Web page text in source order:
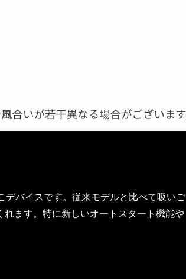
デバイスです。従来モデルと比べて吸いご
ます。特に新しいオートスタート機能や